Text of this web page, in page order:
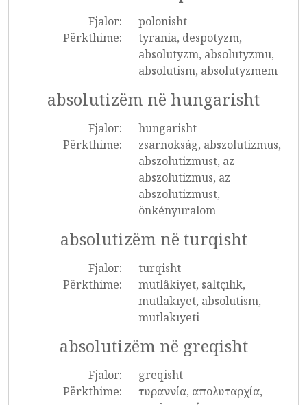
Fjalor:
polonisht
Përkthime:
tyrania, despotyzm,
absolutyzm, absolutyzmu,
absolutism, absolutyzmem
absolutizëm në hungarisht
Fjalor:
hungarisht
Përkthime:
zsarnokság, abszolutizmus,
abszolutizmust, az
abszolutizmus, az
abszolutizmust,
önkényuralom
absolutizëm në turqisht
Fjalor:
turqisht
Përkthime:
mutlâkiyet, saltçılık,
mutlakıyet, absolutism,
mutlakıyeti
absolutizëm në greqisht
Fjalor:
greqisht
Përkthime:
τυραννία, απολυταρχία,